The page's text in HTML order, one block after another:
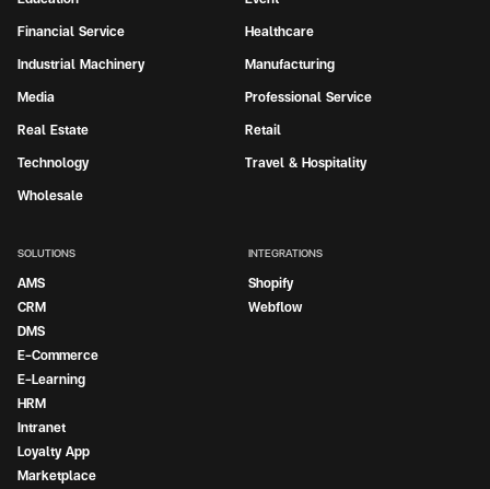
SOLUTIONS
AMS
CRM
DMS
E-Commerce
E-Learning
HRM
Intranet
Loyalty App
Marketplace
INTEGRATIONS
Shopify
Webflow
Financial Service
Healthcare
Industrial Machinery
Manufacturing
Media
Professional Service
Real Estate
Retail
Technology
Travel & Hospitality
Wholesale